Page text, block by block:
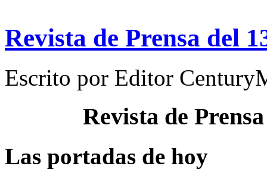
Revista de Prensa del
Escrito por Editor
Revista de
Las portadas de hoy